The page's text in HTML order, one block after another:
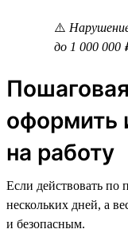
⚠️
до 1 000 000
оформить
на работу
Если действовать по
нескольких дней, а
и безопасным.